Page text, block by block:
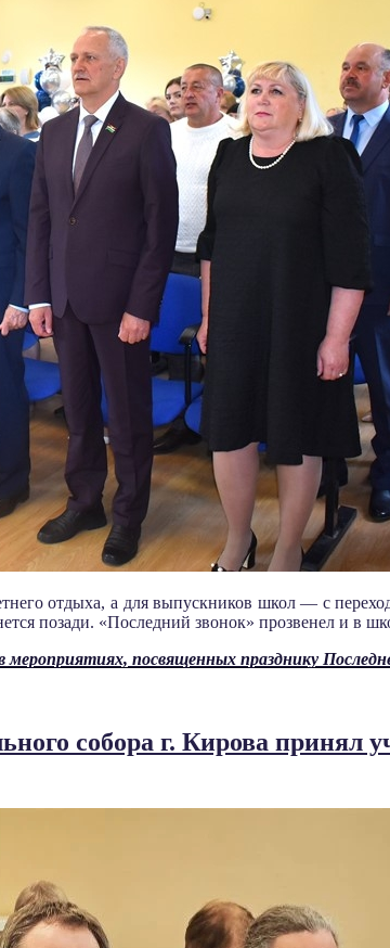
отдыха, а для выпускников школ — с
позади. «Последний звонок» прозвенел и в
мероприятиях, посвященных празднику
собора г. Кирова принял